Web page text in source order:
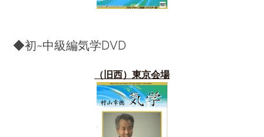
◆初~中級編気学DVD
（旧西）東京会場